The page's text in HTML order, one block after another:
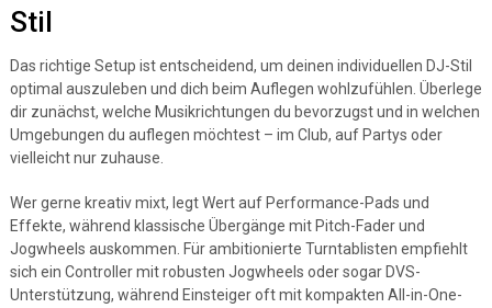
Stil
Das richtige Setup ist entscheidend, um deinen individuellen DJ-Stil
optimal auszuleben und dich beim Auflegen wohlzufühlen. Überlege
dir zunächst, welche Musikrichtungen du bevorzugst und in welchen
Umgebungen du auflegen möchtest – im Club, auf Partys oder
vielleicht nur zuhause.
Wer gerne kreativ mixt, legt Wert auf Performance-Pads und
Effekte, während klassische Übergänge mit Pitch-Fader und
Jogwheels auskommen. Für ambitionierte Turntablisten empfiehlt
sich ein Controller mit robusten Jogwheels oder sogar DVS-
Unterstützung, während Einsteiger oft mit kompakten All-in-One-